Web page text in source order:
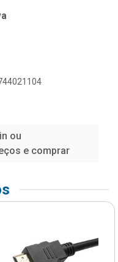
ou
e comprar